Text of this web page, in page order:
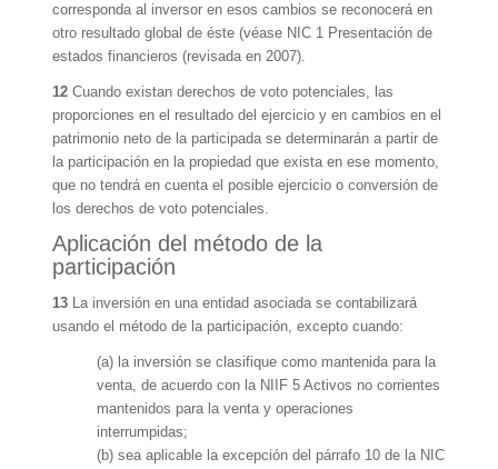
corresponda al inversor en esos cambios se reconocerá en
otro resultado global de éste (véase NIC 1 Presentación de
estados financieros (revisada en 2007).
12 Cuando existan derechos de voto potenciales, las
proporciones en el resultado del ejercicio y en cambios en el
patrimonio neto de la participada se determinarán a partir de
la participación en la propiedad que exista en ese momento,
que no tendrá en cuenta el posible ejercicio o conversión de
los derechos de voto potenciales.
Aplicación del método de la
participación
13 La inversión en una entidad asociada se contabilizará
usando el método de la participación, excepto cuando:
(a) la inversión se clasifique como mantenida para la
venta, de acuerdo con la NIIF 5 Activos no corrientes
mantenidos para la venta y operaciones
interrumpidas;
(b) sea aplicable la excepción del párrafo 10 de la NIC